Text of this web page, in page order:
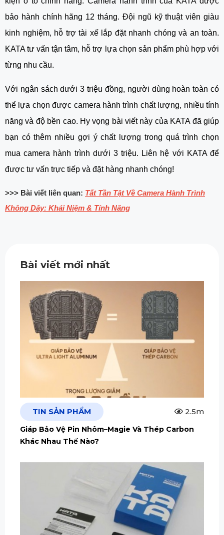
bảo hành chính hãng 12 tháng. Đội ngũ kỹ thuật viên giàu
kinh nghiệm, hỗ trợ tài xế lắp đặt nhanh chóng và an toàn.
KATA tư vấn tận tâm, hỗ trợ lựa chọn sản phẩm phù hợp với
từng nhu cầu.
Với ngân sách dưới 3 triệu đồng, người dùng hoàn toàn có
thể lựa chọn được camera hành trình chất lượng, nhiều tính
năng và độ bền cao. Hy vọng bài viết này của KATA đã giúp
bạn có thêm nhiều gợi ý chất lượng trong quá trình chọn
mua camera hành trình dưới 3 triệu. Liên hệ với KATA để
được tư vấn trực tiếp và đặt hàng nhanh chóng!
>>> Bài viết liên quan: Tất Tần Tật Về Camera Hành Trình
Không Dây: Khái Niệm & Tính Năng
Bài viết mới nhất
TIN SẢN PHẨM 2.5m
Giáp Bảo Vệ Pin Nhôm–Magie Và Thép Carbon
Khác Nhau Thế Nào?